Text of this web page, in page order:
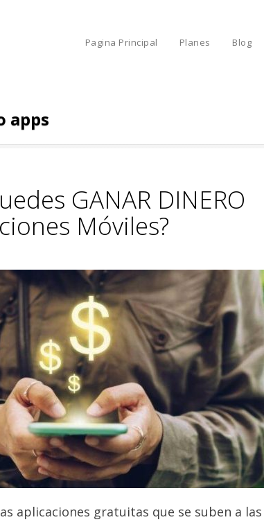
Pagina Principal Planes Blog
apps
GANAR DINERO
Móviles?
aplicaciones gratuitas que se suben a las